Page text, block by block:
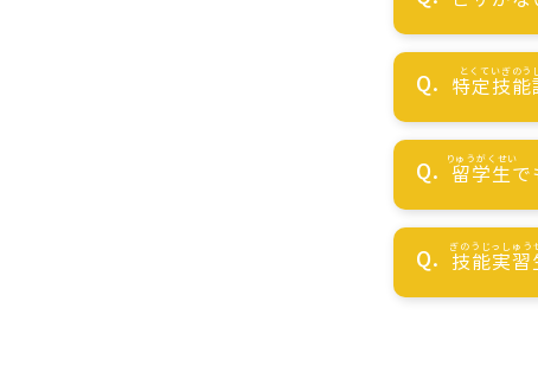
特定技能
留学生で
技能実習